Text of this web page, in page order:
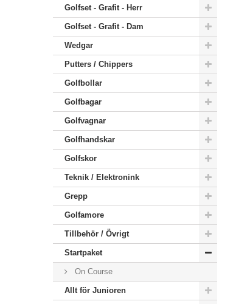
Golfset - Grafit - Herr
Golfset - Grafit - Dam
Wedgar
Putters / Chippers
Golfbollar
Golfbagar
Golfvagnar
Golfhandskar
Golfskor
Teknik / Elektronink
Grepp
Golfamore
Tillbehör / Övrigt
Startpaket
On Course
Allt för Junioren